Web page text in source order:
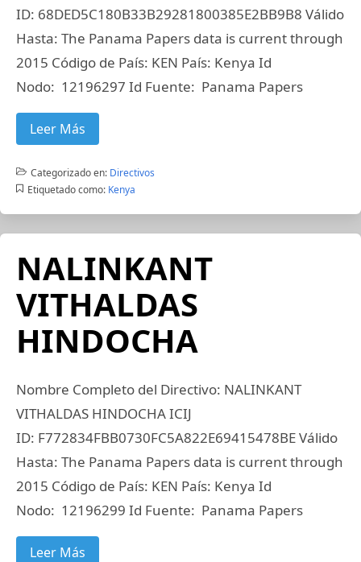
ID: 68DED5C180B33B29281800385E2BB9B8 Válido
Hasta: The Panama Papers data is current through
2015 Código de País: KEN País: Kenya Id
Nodo: 12196297 Id Fuente: Panama Papers
Leer Más
Categorizado en: Directivos
Etiquetado como: Kenya
NALINKANT
VITHALDAS
HINDOCHA
Nombre Completo del Directivo: NALINKANT
VITHALDAS HINDOCHA ICIJ
ID: F772834FBB0730FC5A822E69415478BE Válido
Hasta: The Panama Papers data is current through
2015 Código de País: KEN País: Kenya Id
Nodo: 12196299 Id Fuente: Panama Papers
Leer Más